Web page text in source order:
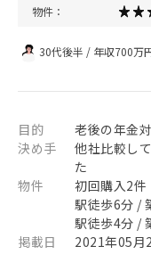
物件：
30代後半 / 年収700万
目的
老後の年金
決め手
他社比較し
た
物件
初回購入2件
駅徒歩6分 /
駅徒歩4分 /
掲載日
2021年05月